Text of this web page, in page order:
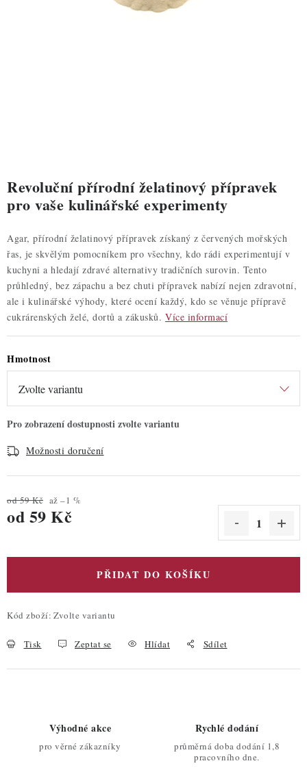
ZNAČKY
Hodnocení obchodu
Blog
Moje objednávka
Podmínky ochrany osobních údajů
Revoluční přírodní želatinový přípravek
pro vaše kulinářské experimenty
Agar, přírodní želatinový přípravek získaný z červených mořských
řas, je skvělým pomocníkem pro všechny, kdo rádi experimentují v
kuchyni a hledají zdravé alternativy tradičních surovin. Tento
průhledný, bez zápachu a bez chuti přípravek nabízí nejen zdravotní,
ale i kulinářské výhody, které ocení každý, kdo se věnuje přípravě
cukrárenských želé, dortů a zákusků. Více informací
Hmotnost
Možnosti doručení
od 59 Kč až –1 %
od 59 Kč
PŘIDAT DO KOŠÍKU
Kód zboží: Zvolte variantu
Tisk Zeptat se Hlídat Sdílet
Výhodné akce
pro věrné zákazníky
Rychlé dodání
průměrná doba dodání 1,8
pracovního dne.